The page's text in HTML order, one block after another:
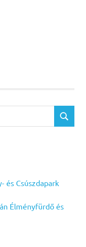
SEARCH
és Csúszdapark
Élményfürdő és